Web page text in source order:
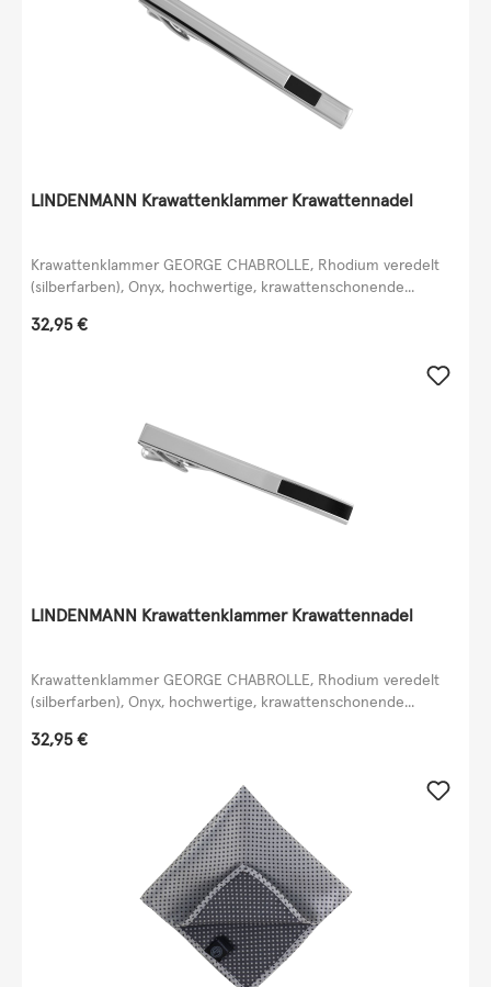
LINDENMANN Krawattenklammer Krawattennadel
Krawattenklammer GEORGE CHABROLLE, Rhodium veredelt
(silberfarben), Onyx, hochwertige, krawattenschonende...
Regulärer Preis:
32,95 €
LINDENMANN Krawattenklammer Krawattennadel
Krawattenklammer GEORGE CHABROLLE, Rhodium veredelt
(silberfarben), Onyx, hochwertige, krawattenschonende...
Regulärer Preis:
32,95 €